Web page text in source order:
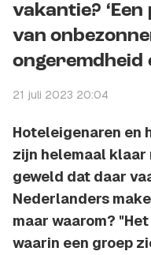
vakantie?
van
ongeremdheid
21 juli 2023 20:04
Hoteleigenaren en
zijn helemaal
geweld dat daar
Nederlanders
maar waarom?
waarin een groep